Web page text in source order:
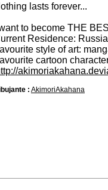
lasts forever...
to become THE
Residence:
style of art:
cartoon
: AkimoriAkahana